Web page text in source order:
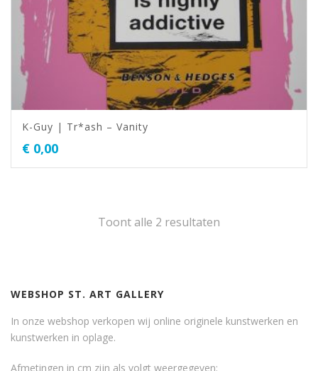
K-Guy | Tr*ash – Vanity
€ 0,00
Toont alle 2 resultaten
WEBSHOP ST. ART GALLERY
In onze webshop verkopen wij online originele kunstwerken en
kunstwerken in oplage.
Afmetingen in cm zijn als volgt weergegeven: